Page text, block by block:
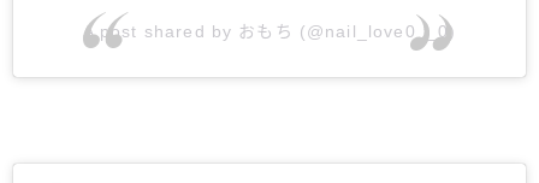
A post shared by おもち (@nail_love0__0)